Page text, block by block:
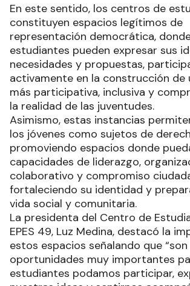
En este sentido, los centros de
constituyen espacios legítimos de
representación democrática,
estudiantes pueden expresar sus
necesidades y propuestas,
activamente en la construcción de
más participativa, inclusiva y
la realidad de las juventudes.
Asimismo, estas instancias
los jóvenes como sujetos de
promoviendo espacios donde
capacidades de liderazgo,
colaborativo y compromiso
fortaleciendo su identidad y
vida social y comunitaria.
La presidenta del Centro de
EPES 49, Luz Medina, destacó la
estos espacios señalando que “son
oportunidades muy importantes
estudiantes podamos participar,